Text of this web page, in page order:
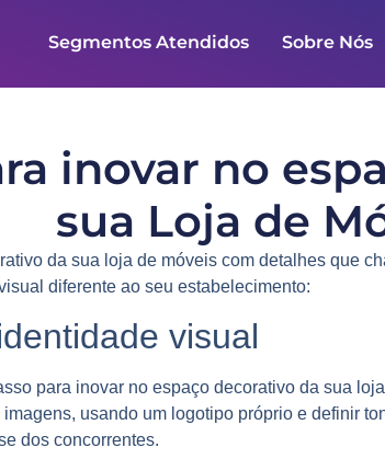
Segmentos Atendidos Sobre Nós
inovar no
sua Loja de
da sua loja de móveis com detalhes que
diferente ao seu estabelecimento:
visual
para inovar no espaço decorativo da sua
usando um logotipo próprio e definir
dos concorrentes.